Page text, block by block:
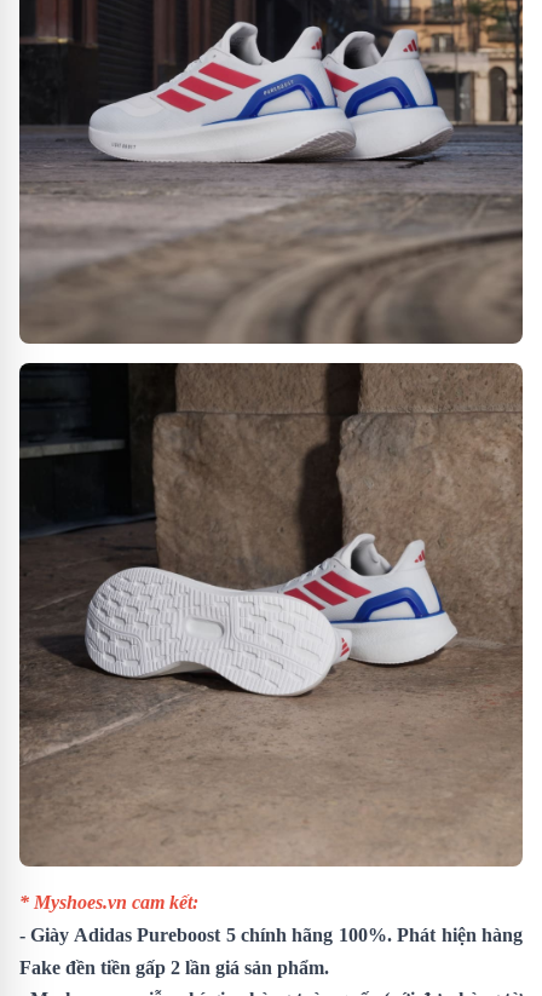
* Myshoes.vn cam kết:
-Giày Adidas Pureboost 5chính hãng 100%. Phát hiện hàng
Fake đền tiền gấp 2 lần giá sản phẩm.